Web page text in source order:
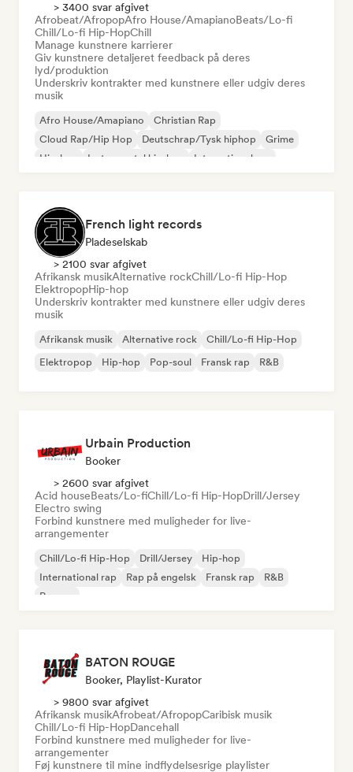
> 3400 svar afgivet
Afrobeat/AfropopAfro House/AmapianoBeats/Lo-fi
Chill/Lo-fi Hip-HopChill
Manage kunstnere karrierer
Giv kunstnere detaljeret feedback på deres
lyd/produktion
Underskriv kontrakter med kunstnere eller udgiv deres
musik
Afro House/Amapiano
Christian Rap
Cloud Rap/Hip Hop
Deutschrap/Tysk hiphop
Grime
Hip-hop
Instrumental hip-hop International rap
French light records
Pladeselskab
> 2100 svar afgivet
Afrikansk musikAlternative rockChill/Lo-fi Hip-Hop
ElektropopHip-hop
Underskriv kontrakter med kunstnere eller udgiv deres
musik
Afrikansk musik Alternative rock
Chill/Lo-fi Hip-Hop
Elektropop
Hip-hop Pop-soul Fransk rap R&B
Urbain Production
Booker
> 2600 svar afgivet
Acid houseBeats/Lo-fiChill/Lo-fi Hip-HopDrill/Jersey
Electro swing
Forbind kunstnere med muligheder for live-
arrangementer
Chill/Lo-fi Hip-Hop Drill/Jersey
Hip-hop
International rap
Rap på engelsk Fransk rap
R&B
Reggae
BATON ROUGE
Booker, Playlist-Kurator
> 9800 svar afgivet
Afrikansk musikAfrobeat/AfropopCaribisk musik
Chill/Lo-fi Hip-HopDancehall
Forbind kunstnere med muligheder for live-
arrangementer
Føj kunstnere til mine indflydelsesrige playlister